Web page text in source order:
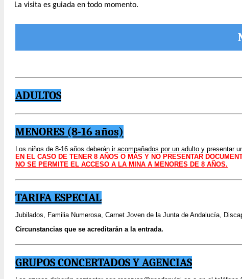
La visita es guiada en todo momento.
ADULTOS
MENORES (8-16 años)
Los niños de 8-16 años deberán ir acompañados por un adulto y presentar
EN EL CASO DE TENER 8 AÑOS O MÁS Y NO PRESENTAR
NO SE PERMITE EL ACCESO A LA MINA A MENORES DE 8 AÑOS.
TARIFA ESPECIAL
Jubilados, Familia Numerosa, Carnet Joven de la Junta de Andalucía,
Circunstancias que se acreditarán a la entrada.
GRUPOS CONCERTADOS Y AGENCIAS